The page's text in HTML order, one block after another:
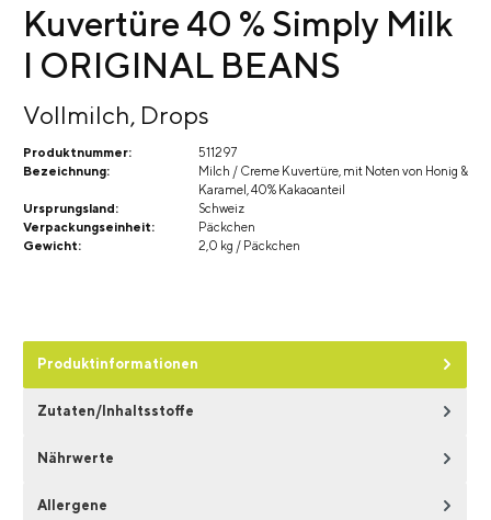
Kuvertüre 40 % Simply Milk
I ORIGINAL BEANS
Vollmilch, Drops
Produktnummer:
511297
Bezeichnung:
Milch / Creme Kuvertüre, mit Noten von Honig &
Karamel, 40% Kakaoanteil
Ursprungsland:
Schweiz
Verpackungseinheit:
Päckchen
Gewicht:
2,0 kg / Päckchen
Produktinformationen
Zutaten/Inhaltsstoffe
Nährwerte
Allergene